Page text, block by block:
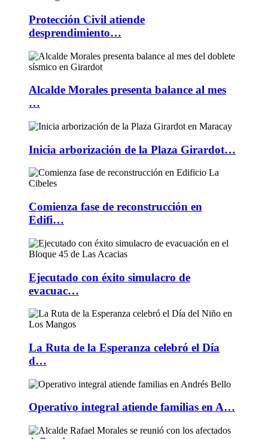
Protección Civil atiende
desprendimiento…
Alcalde Morales presenta balance al mes
…
Inicia arborización de la Plaza Girardot…
Comienza fase de reconstrucción en
Edifi…
Ejecutado con éxito simulacro de
evacuac…
La Ruta de la Esperanza celebró el Día
d…
Operativo integral atiende familias en A…